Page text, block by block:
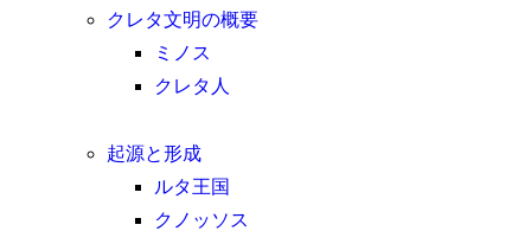
クレタ文明の概要
ミノス
クレタ人
起源と形成
ルタ王国
クノッソス